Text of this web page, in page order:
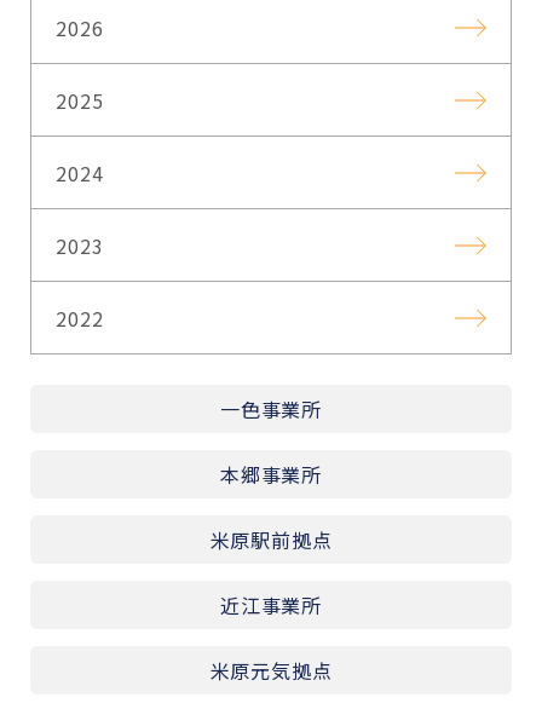
2026
2025
2024
2023
2022
一色事業所
本郷事業所
米原駅前拠点
近江事業所
米原元気拠点